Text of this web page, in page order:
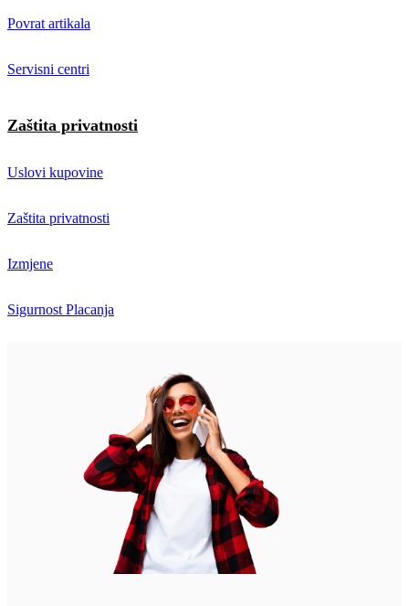
Povrat artikala
Servisni centri
Zaštita privatnosti
Uslovi kupovine
Zaštita privatnosti
Izmjene
Sigurnost Placanja